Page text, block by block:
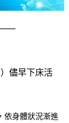
儘早下床活
依身體狀況漸進